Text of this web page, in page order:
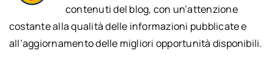
contenuti del blog, con un’attenzione
costante alla qualità delle informazioni pubblicate e
all’aggiornamento delle migliori opportunità disponibili.